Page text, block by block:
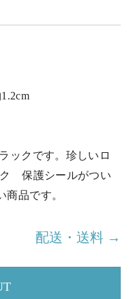
ックです。珍しいロ
保護シールがつい
品です。
配送・送料 →